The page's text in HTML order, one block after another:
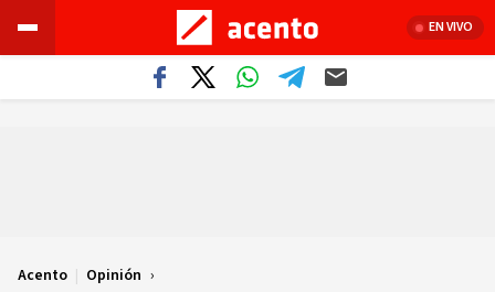
EN VIVO
Acento | Opinión